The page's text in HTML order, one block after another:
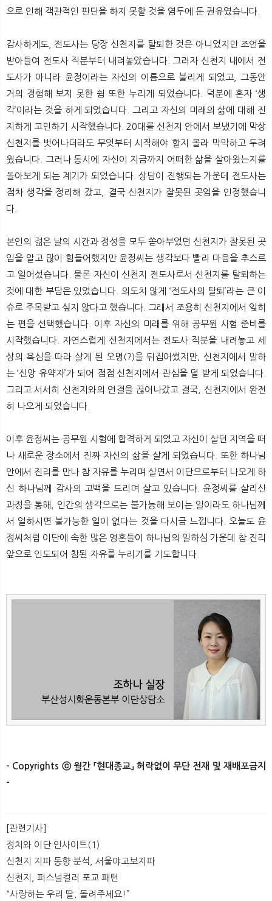
으로 인해 객관적인 판단을 하지 못할 것을 염두에 둔 권유였습니다.
감사하게도, 전도사는 당장 신천지를 탈퇴한 것은 아니었지만 조언을
받아들여 전도사 직분부터 내려놓았습니다. 그러자 신천지 내에서 전
도사가 아니라 윤정이라는 자신의 이름으로 불리게 되었고, 그동안
거의 경험해 보지 못한 쉼 또한 누리게 되었습니다. 덕분에 혼자 ‘생
각’이라는 것을 하게 되었습니다. 그리고 자신의 미래의 삶에 대해 진
지하게 고민하기 시작했습니다. 20대를 신천지 안에서 보냈기에 막상
신천지를 벗어나더라도 무엇부터 시작해야 할지 몰라 막막하고 두려
웠습니다. 그러나 동시에 자신이 지금까지 어떠한 삶을 살아왔는지를
돌아보게 되는 계기가 되었습니다. 상담이 진행되는 가운데 전도사는
점차 생각을 정리해 갔고, 결국 신천지가 잘못된 곳임을 인정했습니
다.
본인의 젊은 날의 시간과 정성을 모두 쏟아부었던 신천지가 잘못된 곳
임을 알고 많이 힘들어했지만 윤정씨는 생각보다 빨리 마음을 추스르
고 일어섰습니다. 물론 자신이 신천지 전도사로서 신천지를 탈퇴하는
것에 대한 부담은 있었습니다. 의도치 않게 ‘전도사의 탈퇴’라는 큰 이
슈로 주목받고 싶지 않다고 했습니다. 그래서 조용히 신천지에서 잊히
는 편을 선택했습니다. 이후 자신의 미래를 위해 공무원 시험 준비를
시작했습니다. 자연스럽게 신천지에서는 전도사 직분을 내려놓고 세
상의 욕심을 따라 살게 된 오명(?)을 뒤집어썼지만, 신천지에서 말하
는 ‘신앙 유약자’가 되어 점점 신천지에서 관심을 덜 받게 되었습니다.
그리고 서서히 신천지와의 연결을 끊어나갔고 결국, 신천지에서 완전
히 나오게 되었습니다.
이후 윤정씨는 공무원 시험에 합격하게 되었고 자신이 살던 지역을 떠
나 새로운 장소에서 진짜 자신의 삶을 살게 되었습니다. 또한 하나님
안에서 진리를 만나 참 자유를 누리며 살면서 이단으로부터 나오게 하
신 하나님께 감사의 고백을 드리며 살고 있습니다. 윤정씨를 살리신
과정을 통해, 인간의 생각으로는 불가능해 보이는 일이라도 하나님께
서 일하시면 불가능한 일이 없다는 것을 다시금 느낍니다. 오늘도 윤
정씨처럼 이단에 속한 많은 영혼들이 하나님의 일하심 가운데 참 진리
앞으로 인도되어 참된 자유를 누리기를 기도합니다.
- Copyrights ⓒ 월간 「현대종교」 허락없이 무단 전재 및 재배포금지
-​
[관련기사]
정치와 이단 인사이트(1)
신천지 지파 동향 분석, 서울야고보지파
신천지, 퍼스널컬러 포교 패턴
​“사랑하는 우리 딸, 돌려주세요!”